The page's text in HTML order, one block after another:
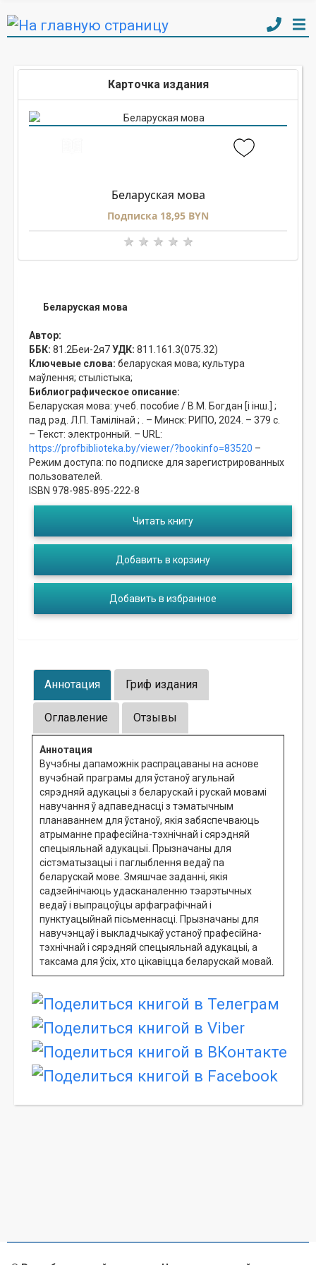
Карточка издания
Беларуская мова
Подписка 18,95 BYN
Беларуская мова
Автор:
ББК: 81.2Беи-2я7УДК: 811.161.3(075.32)
Ключевые слова: беларуская мова; культура
маўлення; стылістыка;
Библиографическое описание:
Беларуская мова: учеб. пособие / В.М. Богдан [і інш.] ;
пад рэд. Л.П. Тамілінай ; . – Минск: РИПО, 2024. – 379 с.
– Текст: электронный. – URL:
https://profbiblioteka.by/viewer/?bookinfo=83520 –
Режим доступа: по подписке для зарегистрированных
пользователей.
ISBN 978-985-895-222-8
Читать книгу
Добавить в корзину
Добавить в избранное
Аннотация Гриф издания
Оглавление Отзывы
Аннотация
Вучэбны дапаможнік распрацаваны на аснове
вучэбнай праграмы для ўстаноў агульнай
сярэдняй адукацыі з беларускай і рускай мовамі
навучання ў адпаведнасці з тэматычным
планаваннем для ўстаноў, якія забяспечваюць
атрыманне прафесійна-тэхнічнай і сярэдняй
спецыяльнай адукацыі. Прызначаны для
сістэматызацыі і паглыблення ведаў па
беларускай мове. Змяшчае заданні, якія
садзейнічаюць удасканаленню тэарэтычных
ведаў і выпрацоўцы арфаграфічнай і
пунктуацыйнай пісьменнасці. Прызначаны для
навучэнцаў і выкладчыкаў устаноў прафесійна-
тэхнічнай і сярэдняй спецыяльнай адукацыі, а
таксама для ўсіх, хто цікавіцца беларускай мовай.